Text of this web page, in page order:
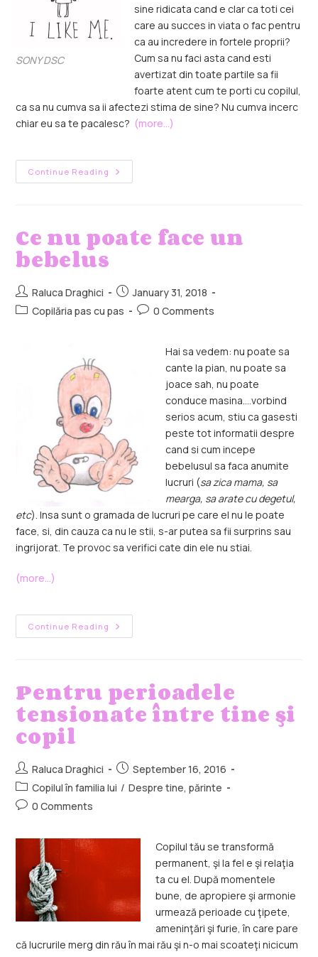
SONY DSC
sine ridicata cand e clar ca toti cei
care au succes in viata o fac pentru
ca au incredere in fortele proprii?
Cum sa nu faci asta cand esti
avertizat din toate partile sa fii
foarte atent cum te porti cu copilul,
ca sa nu cumva sa ii afectezi stima de sine? Nu cumva incerc
chiar eu sa te pacalesc? (more…)
Continue Reading
Ce nu poate face un
bebelus
Raluca Draghici
January 31, 2018
Copilăria pas cu pas
0 Comments
Hai sa vedem: nu poate sa
cante la pian, nu poate sa
joace sah, nu poate
conduce masina….vorbind
serios acum, stiu ca gasesti
peste tot informatii despre
cand si cum incepe
bebelusul sa faca anumite
lucruri (sa zica mama, sa
mearga, sa arate cu degetul,
etc). Insa sunt o gramada de lucruri pe care el nu le poate
face, si, din cauza ca nu le stii, s-ar putea sa fii surprins sau
ingrijorat. Te provoc sa verifici cate din ele nu stiai.
(more…)
Continue Reading
Pentru perioadele
tensionate între tine şi
copil
Raluca Draghici
September 16, 2016
Copilul în familia lui / Despre tine, părinte
0 Comments
Copilul tău se transformă
permanent, şi la fel e şi relaţia
ta cu el. După momentele
bune, de apropiere şi armonie
urmează perioade cu ţipete,
ameninţări şi furie, în care pare
că lucrurile merg din rău în mai rău şi n-o mai scoateţi nicicum